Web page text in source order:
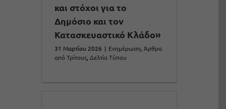
και στόχοι για το
Δημόσιο και τον
Κατασκευαστικό Κλάδο»
31 Μαρτίου 2026 | Ενημέρωση, Άρθρα
από Τρίτους, Δελτία Τύπου